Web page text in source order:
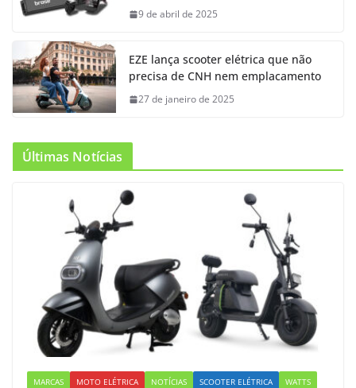
9 de abril de 2025
EZE lança scooter elétrica que não
precisa de CNH nem emplacamento
27 de janeiro de 2025
Últimas Notícias
MARCAS MOTO ELÉTRICA NOTÍCIAS SCOOTER ELÉTRICA WATTS